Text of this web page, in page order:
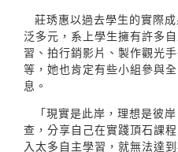
莊琇惠以過去學生的實際
泛多元，系上學生擁有許多
習、拍行銷影片、製作觀光
等，她也肯定有些小組參與
息。
「現實是此岸，理想是彼
查，分享自己在實踐頂石課
入太多自主學習，就無法達